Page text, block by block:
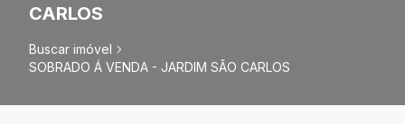
CARLOS
Buscar imóvel
SOBRADO Á VENDA - JARDIM SÃO CARLOS